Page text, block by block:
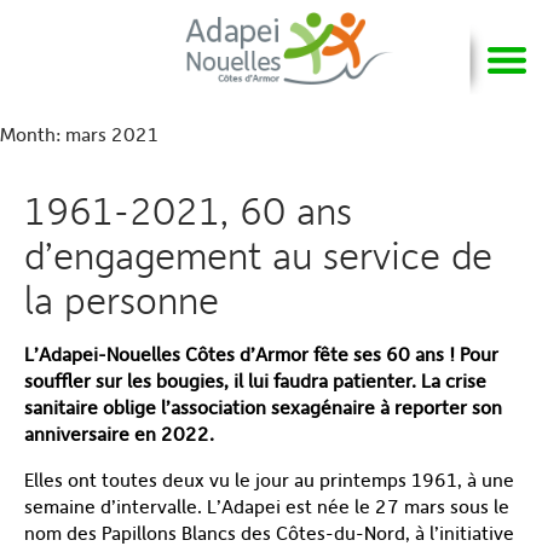
Month: mars 2021
1961-2021, 60 ans
d’engagement au service de
la personne
L’Adapei-Nouelles Côtes d’Armor fête ses 60 ans ! Pour
souffler sur les bougies, il lui faudra patienter. La crise
sanitaire oblige l’association sexagénaire à reporter son
anniversaire en 2022.
Elles ont toutes deux vu le jour au printemps 1961, à une
semaine d’intervalle. L’Adapei est née le 27 mars sous le
nom des Papillons Blancs des Côtes-du-Nord, à l’initiative